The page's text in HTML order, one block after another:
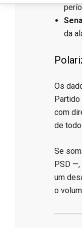
da
​Os
Partido
com
de
​Se
PSD —,
um
o